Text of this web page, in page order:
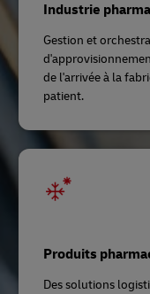
Industrie
Gestion et
de l'arrivée à la
patient.
Produits
Des solutions